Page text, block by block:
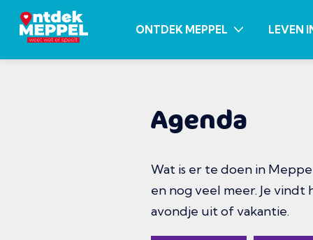
ONTDEK MEPPEL LEVEN
Agenda
Wat is er te doen in
en nog veel meer. Je
avondje uit of vakantie.